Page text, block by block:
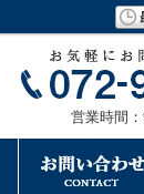
営業時間